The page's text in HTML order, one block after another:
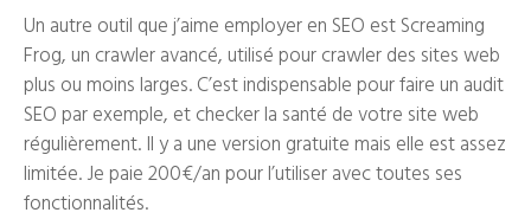
Un autre outil que j’aime employer en SEO est Screaming
Frog, un crawler avancé, utilisé pour crawler des sites web
plus ou moins larges. C’est indispensable pour faire un audit
SEO par exemple, et checker la santé de votre site web
régulièrement. Il y a une version gratuite mais elle est assez
limitée. Je paie 200€/an pour l’utiliser avec toutes ses
fonctionnalités.